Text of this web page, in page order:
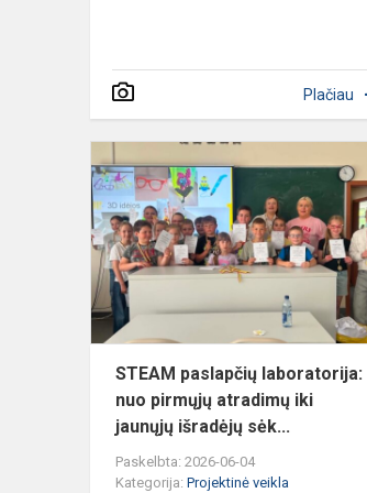
Plačiau
STEAM paslapčių laboratorija:
nuo pirmųjų atradimų iki
jaunųjų išradėjų sėk...
Paskelbta: 2026-06-04
Kategorija: Projektinė veikla